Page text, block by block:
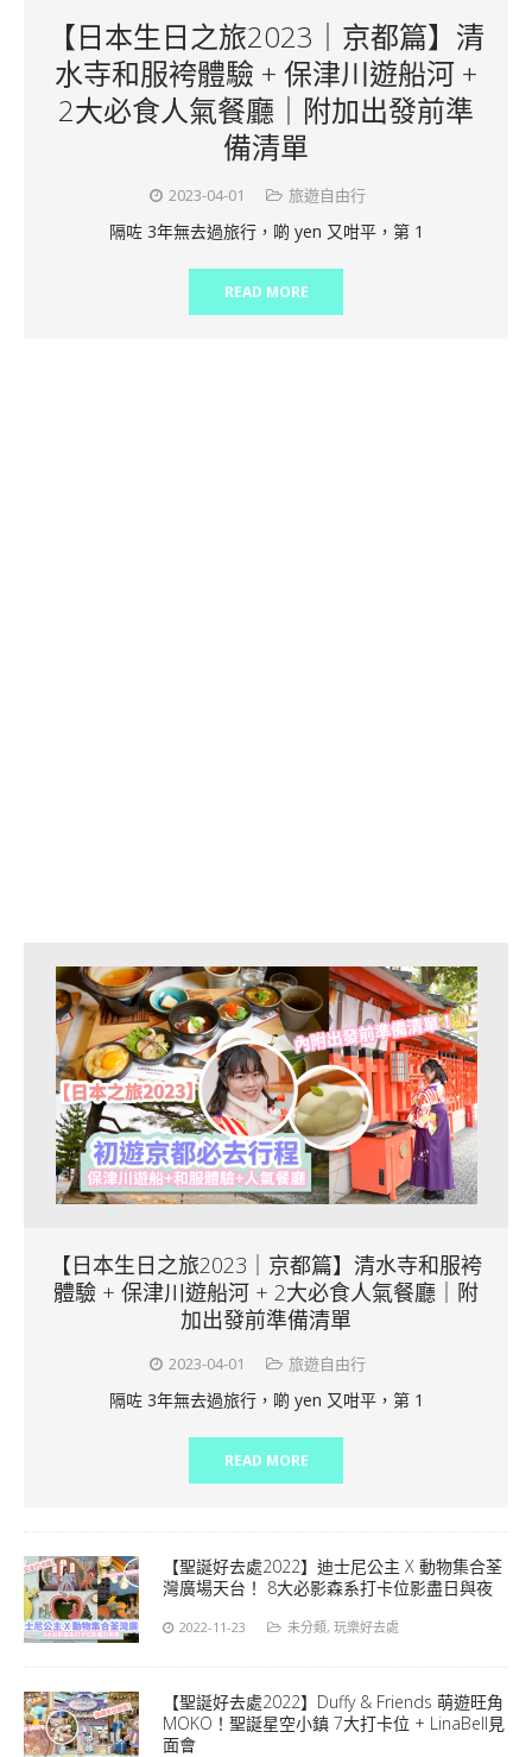
【日本生日之旅2023｜京都篇】清
水寺和服袴體驗 + 保津川遊船河 +
2大必食人氣餐廳｜附加出發前準
備清單
2023-04-01 旅遊自由行
隔咗 3年無去過旅行，啲 yen 又咁平，第 1
READ MORE
【日本生日之旅2023｜京都篇】清水寺和服袴
體驗 + 保津川遊船河 + 2大必食人氣餐廳｜附
加出發前準備清單
2023-04-01 旅遊自由行
隔咗 3年無去過旅行，啲 yen 又咁平，第 1
READ MORE
【聖誕好去處2022】迪士尼公主 X 動物集合荃
灣廣場天台！ 8大必影森系打卡位影盡日與夜
2022-11-23 未分類, 玩樂好去處
【聖誕好去處2022】Duffy & Friends 萌遊旺角
MOKO！聖誕星空小鎮 7大打卡位 + LinaBell見
面會